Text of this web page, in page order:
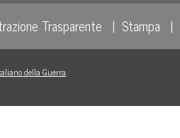
Trasparente Stampa
della Guerra.